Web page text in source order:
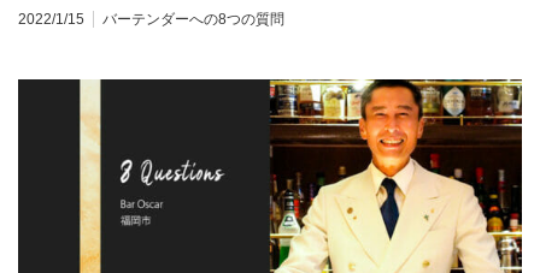
2022/1/15
バーテンダーへの8つの質問